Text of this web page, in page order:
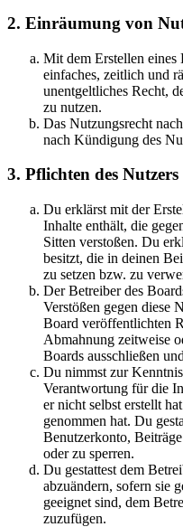
2. Einräumung von
Mit dem Erstellen eines
einfaches, zeitlich und
unentgeltliches Recht,
zu nutzen.
Das Nutzungsrecht
nach Kündigung des
3. Pflichten des Nutzers
Du erklärst mit der
Inhalte enthält, die
Sitten verstoßen. Du
besitzt, die in deinen
zu setzen bzw. zu
Der Betreiber des
Verstößen gegen diese
Board veröffentlichten
Abmahnung zeitweise
Boards ausschließen
Du nimmst zur
Verantwortung für die
er nicht selbst erstellt
genommen hat. Du
Benutzerkonto,
oder zu sperren.
Du gestattest dem
abzuändern, sofern sie
geeignet sind, dem
zuzufügen.